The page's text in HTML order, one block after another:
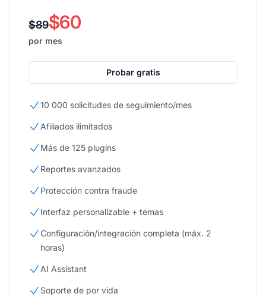
$89$60
por mes
Probar gratis
10 000 solicitudes de seguimiento/mes
Afiliados ilimitados
Más de 125 plugins
Reportes avanzados
Protección contra fraude
Interfaz personalizable + temas
Configuración/integración completa (máx. 2
horas)
AI Assistant
Soporte de por vida